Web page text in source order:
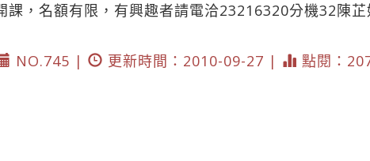
，名額有限，有興趣者請電洽23216320分機32陳
NO.745 |
更新時間：2010-09-27 | 點閱：